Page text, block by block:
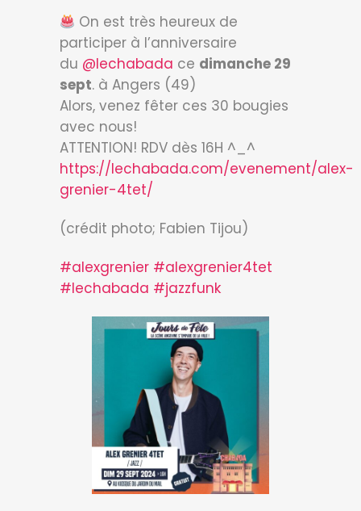
On est très heureux de
participer à l’anniversaire
du @lechabada ce dimanche 29
sept. à Angers (49)
Alors, venez fêter ces 30 bougies
avec nous!
ATTENTION! RDV dès 16H ^_^
https://lechabada.com/evenement/alex-
grenier-4tet/
(crédit photo; Fabien Tijou)
#alexgrenier #alexgrenier4tet
#lechabada #jazzfunk